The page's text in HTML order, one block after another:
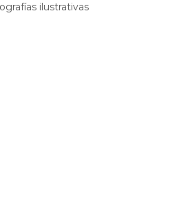
ilustrativas